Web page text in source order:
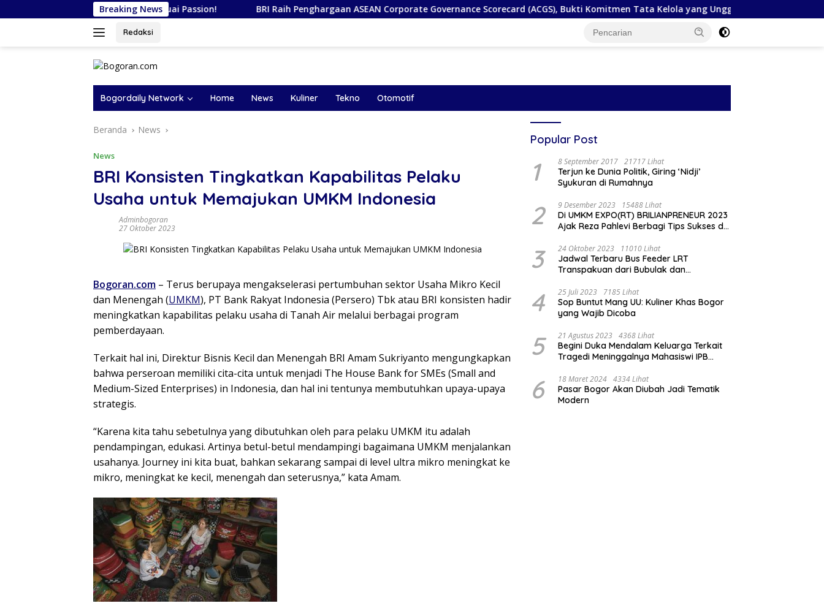
ke
Breaking News
Up Karier Kamu, Sesuai Passion! BRI Raih Penghargaan ASEAN Corporate Governance Scorecard (ACGS), Bukti Komitmen Tata Kelola yang Unggul Peringati Hari
Redaksi
Bogordaily Network Home News Kuliner Tekno Otomotif
Beranda News
News
BRI Konsisten Tingkatkan Kapabilitas Pelaku
Usaha untuk Memajukan UMKM Indonesia
Adminbogoran
27 Oktober 2023
Bogoran.com – Terus berupaya mengakselerasi pertumbuhan sektor Usaha Mikro Kecil
dan Menengah (UMKM), PT Bank Rakyat Indonesia (Persero) Tbk atau BRI konsisten hadir
meningkatkan kapabilitas pelaku usaha di Tanah Air melalui berbagai program
pemberdayaan.
Terkait hal ini, Direktur Bisnis Kecil dan Menengah BRI Amam Sukriyanto mengungkapkan
bahwa perseroan memiliki cita-cita untuk menjadi The House Bank for SMEs (Small and
Medium-Sized Enterprises) in Indonesia, dan hal ini tentunya membutuhkan upaya-upaya
strategis.
“Karena kita tahu sebetulnya yang dibutuhkan oleh para pelaku UMKM itu adalah
pendampingan, edukasi. Artinya betul-betul mendampingi bagaimana UMKM menjalankan
usahanya. Journey ini kita buat, bahkan sekarang sampai di level ultra mikro meningkat ke
mikro, meningkat ke kecil, menengah dan seterusnya,” kata Amam.
Popular Post
1 8 September 2017 21717 Lihat
Terjun ke Dunia Politik, Giring ‘Nidji’
Syukuran di Rumahnya
2 9 Desember 2023 15488 Lihat
Di UMKM EXPO(RT) BRILIANPRENEUR 2023
Ajak Reza Pahlevi Berbagi Tips Sukses di
3 24 Oktober 2023 11010 Lihat
Jadwal Terbaru Bus Feeder LRT
Transpakuan dari Bubulak dan
4 25 Juli 2023 7185 Lihat
Sop Buntut Mang UU: Kuliner Khas Bogor
yang Wajib Dicoba
5 21 Agustus 2023 4368 Lihat
Begini Duka Mendalam Keluarga Terkait
Tragedi Meninggalnya Mahasiswi IPB
Laboratorium
6 18 Maret 2024 4334 Lihat
Pasar Bogor Akan Diubah Jadi Tematik
Modern